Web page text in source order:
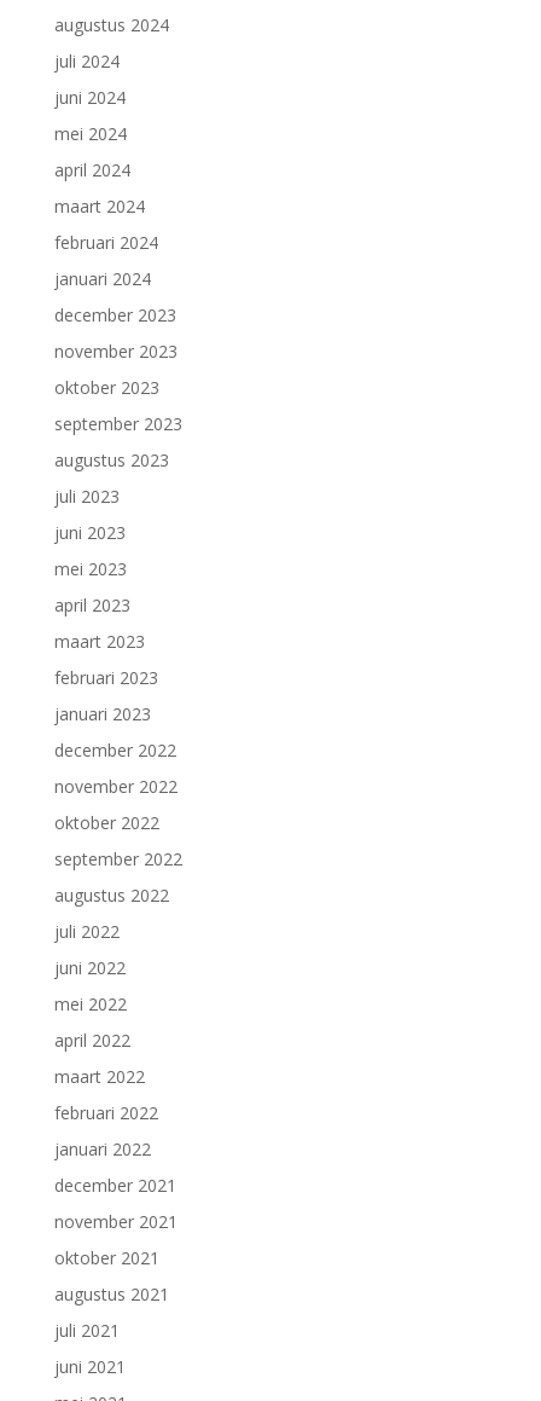
augustus 2024
juli 2024
juni 2024
mei 2024
april 2024
maart 2024
februari 2024
januari 2024
december 2023
november 2023
oktober 2023
september 2023
augustus 2023
juli 2023
juni 2023
mei 2023
april 2023
maart 2023
februari 2023
januari 2023
december 2022
november 2022
oktober 2022
september 2022
augustus 2022
juli 2022
juni 2022
mei 2022
april 2022
maart 2022
februari 2022
januari 2022
december 2021
november 2021
oktober 2021
augustus 2021
juli 2021
juni 2021